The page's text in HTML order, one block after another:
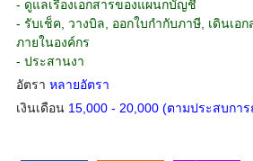
- ดูแลเรื่องเอกสารของแผนกบัญชี
- รับเช็ค, วางบิล, ออกใบกำกับภาษี, เดินเอก
ภายในองค์กร
- ประสานงา
อัตรา หลายอัตรา
เงินเดือน 15,000 - 20,000 (ตามประสบกา